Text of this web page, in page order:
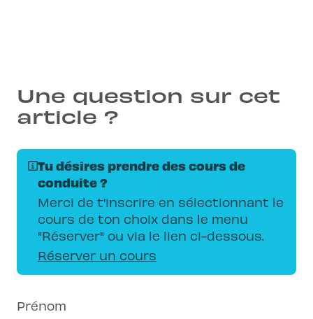
Une question sur cet
article ?
Tu désires prendre des cours de
conduite ?
Merci de t'inscrire en sélectionnant le
cours de ton choix dans le menu
"Réserver" ou via le lien ci-dessous.
Réserver un cours
Prénom